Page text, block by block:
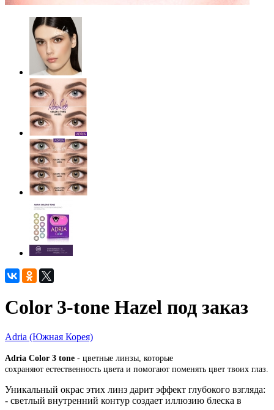
Color 3-tone Hazel под заказ
Adria (Южная Корея)
Adria Сolor 3 tone - цветные линзы, которые
сохраняют естественность цвета и помогают поменять цвет твоих глаз.
Уникальный окрас этих линз дарит эффект глубокого взгляда:
- светлый внутренний контур создает иллюзию блеска в